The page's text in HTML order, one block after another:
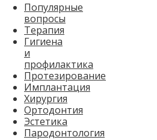
Популярные
вопросы
Терапия
Гигиена
и
профилактика
Протезирование
Имплантация
Хирургия
Ортодонтия
Эстетика
Пародонтология